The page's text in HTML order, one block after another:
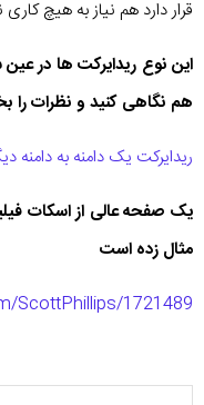
قرار دارد هم نیاز به هیچ
این نوع ریدایرکت ها در
هم نگاهی کنید و نظرات را
ریدایرکت یک دامنه به دامنه
یک صفحه عالی از اسکات
مثال زده است
ScottPhillips/1721489